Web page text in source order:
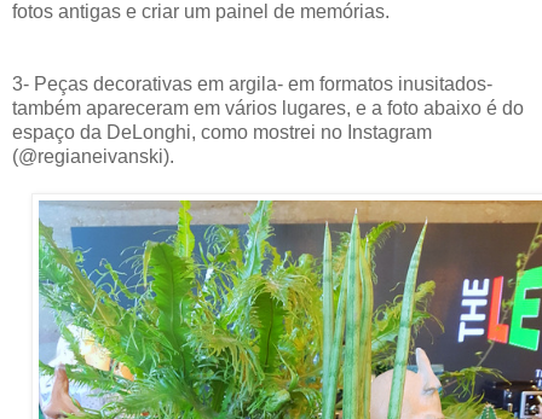
fotos antigas e criar um painel de memórias.
3- Peças decorativas em argila- em formatos inusitados-
também apareceram em vários lugares, e a foto abaixo é do
espaço da DeLonghi, como mostrei no Instagram
(@regianeivanski).